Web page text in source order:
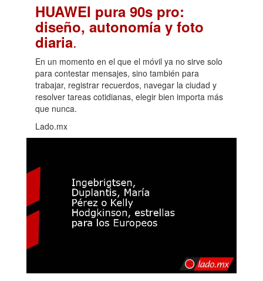
HUAWEI pura 90s pro:
diseño, autonomía y foto
diaria.
En un momento en el que el móvil ya no sirve solo
para contestar mensajes, sino también para
trabajar, registrar recuerdos, navegar la ciudad y
resolver tareas cotidianas, elegir bien importa más
que nunca.
Lado.mx